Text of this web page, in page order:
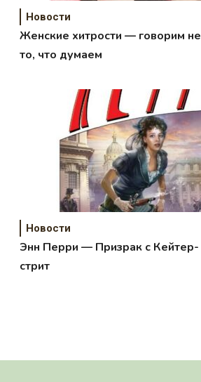
Новости
Женские хитрости — говорим не
то, что думаем
Новости
Энн Перри — Призрак с Кейтер-
стрит